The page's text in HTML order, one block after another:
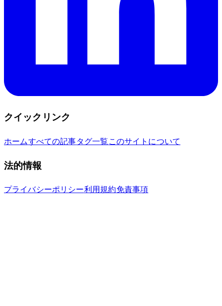
クイックリンク
ホームすべての記事タグ一覧 このサイトについて
法的情報
プライバシーポリシー利用規約免責事項